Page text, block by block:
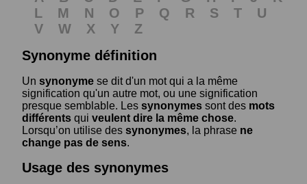
L
M N O P Q R S T
U
V
W X Y
Z
Synonyme définition
Un synonyme se dit d'un mot qui a la même
signification qu'un autre mot, ou une signification
presque semblable. Les synonymes sont des mots
différents qui veulent dire la même chose.
Lorsqu’on utilise des synonymes, la phrase ne
change pas de sens.
Usage des synonymes